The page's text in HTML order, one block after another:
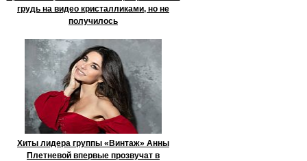
грудь на видео кристалликами, но не
получилось
Хиты лидера группы «Винтаж» Анны
Плетневой впервые прозвучат в